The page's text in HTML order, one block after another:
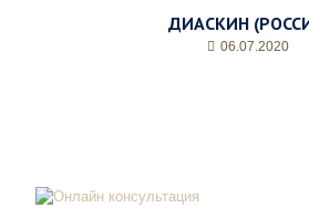
ДИАСКИН
06.07.2020